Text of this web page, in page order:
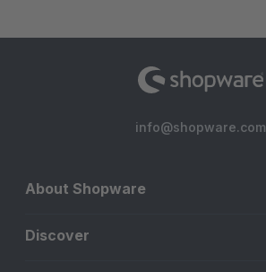
info@shopware.com
About Shopware
Discover